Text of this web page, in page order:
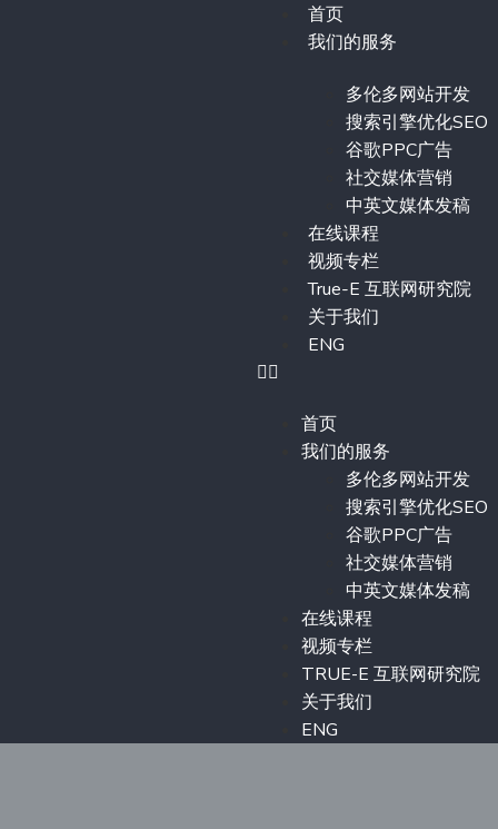
首页
我们的服务
多伦多网站开发
搜索引擎优化SEO
谷歌PPC广告
社交媒体营销
中英文媒体发稿
在线课程
视频专栏
True-E 互联网研究院
关于我们
ENG
首页
我们的服务
多伦多网站开发
搜索引擎优化SEO
谷歌PPC广告
社交媒体营销
中英文媒体发稿
在线课程
视频专栏
TRUE-E 互联网研究院
关于我们
ENG